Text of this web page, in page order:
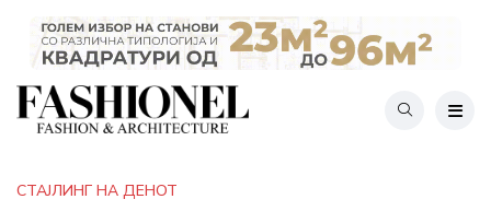
СТАЈЛИНГ НА ДЕНОТ